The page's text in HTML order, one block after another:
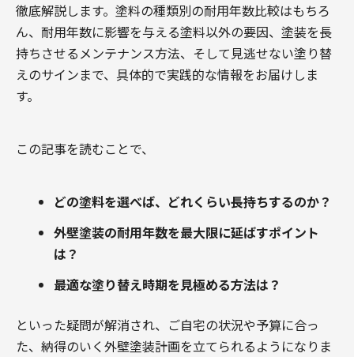
徹底解説します。塗料の種類別の耐用年数比較はもちろ
ん、耐用年数に影響を与える塗料以外の要因、塗装を長
持ちさせるメンテナンス方法、そして見逃せない塗り替
えのサインまで、具体的で実践的な情報をお届けしま
す。
この記事を読むことで、
どの塗料を選べば、どれくらい長持ちするのか？
外壁塗装の耐用年数を最大限に延ばすポイント
は？
最適な塗り替え時期を見極める方法は？
といった疑問が解消され、ご自宅の状況や予算に合っ
た、納得のいく外壁塗装計画を立てられるようになりま